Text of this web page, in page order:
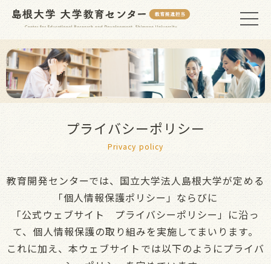
プライバシーポリシー
Privacy policy
教育開発センターでは、国立大学法人島根大学が定める
「個人情報保護ポリシー」ならびに
「公式ウェブサイト プライバシーポリシー」に沿っ
て、個人情報保護の取り組みを実施してまいります。
これに加え、本ウェブサイトでは以下のようにプライバ